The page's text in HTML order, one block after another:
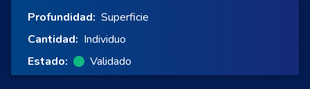
Profundidad: Superficie
Cantidad: Individuo
Estado:
Validado